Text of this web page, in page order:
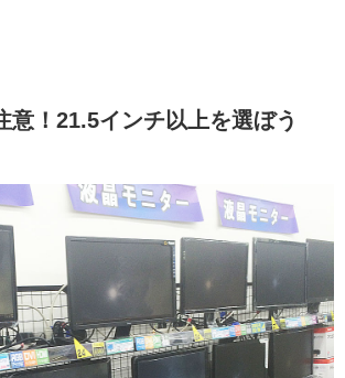
意！21.5インチ以上を選ぼう